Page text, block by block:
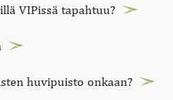
VIPissä tapahtuu?
huvipuisto onkaan?